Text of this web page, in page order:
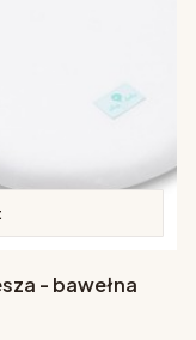
- bawełna